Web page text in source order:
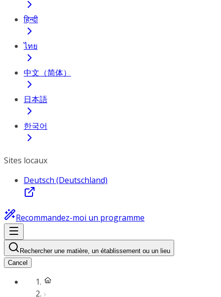
हिन्दी
ไทย
中文（简体）
日本語
한국어
Sites locaux
Deutsch (Deutschland)
Recommandez-moi un programme
Rechercher une matière, un établissement ou un lieu
Cancel